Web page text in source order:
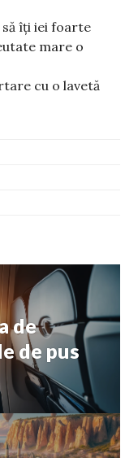
îți iei foarte
mare o
cu o lavetă
de
de pus